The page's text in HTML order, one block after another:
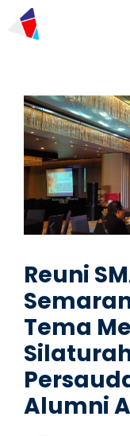
Reuni
Tema
Alumni